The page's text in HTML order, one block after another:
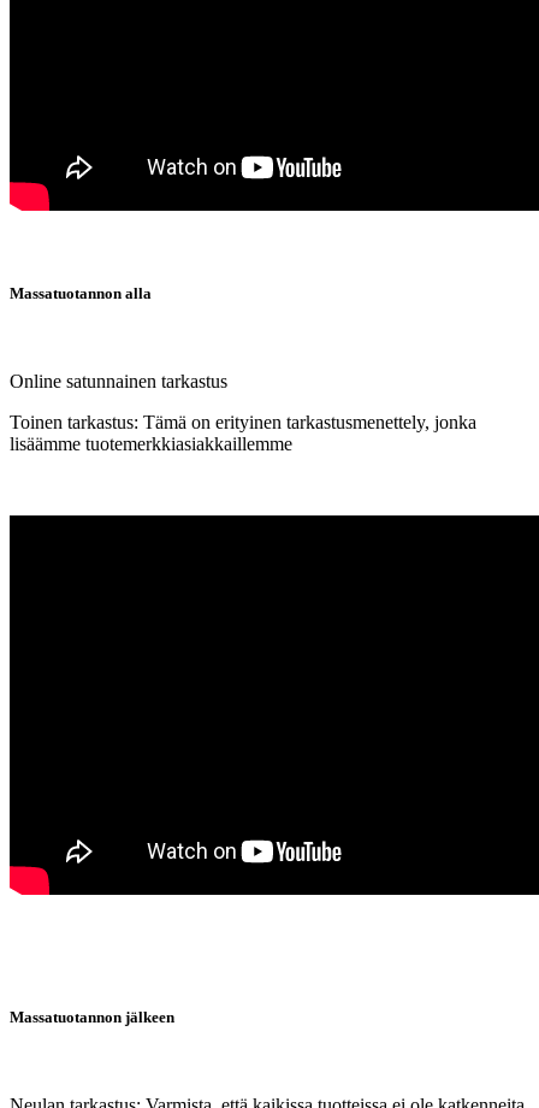
Massatuotannon alla
Online satunnainen tarkastus
Toinen tarkastus: Tämä on erityinen tarkastusmenettely, jonka
lisäämme tuotemerkkiasiakkaillemme
Massatuotannon jälkeen